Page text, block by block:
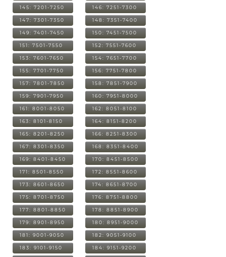
145: 7201-7250 146: 7251-7300
147: 7301-7350 148: 7351-7400
149: 7401-7450 150: 7451-7500
151: 7501-7550 152: 7551-7600
153: 7601-7650 154: 7651-7700
155: 7701-7750 156: 7751-7800
157: 7801-7850 158: 7851-7900
159: 7901-7950 160: 7951-8000
161: 8001-8050 162: 8051-8100
163: 8101-8150 164: 8151-8200
165: 8201-8250 166: 8251-8300
167: 8301-8350 168: 8351-8400
169: 8401-8450 170: 8451-8500
171: 8501-8550 172: 8551-8600
173: 8601-8650 174: 8651-8700
175: 8701-8750 176: 8751-8800
177: 8801-8850 178: 8851-8900
179: 8901-8950 180: 8951-9000
181: 9001-9050 182: 9051-9100
183: 9101-9150 184: 9151-9200